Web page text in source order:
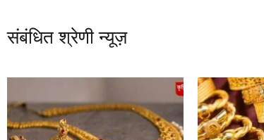
संबंधित श्रेणी न्यूज़